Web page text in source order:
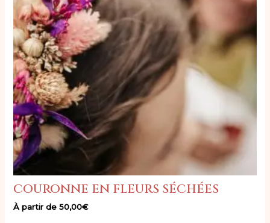
couronne en fleurs séchées
À partir de50,00€